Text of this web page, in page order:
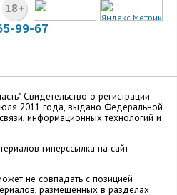
18+
99-67
Cвидетельство о регистрации
2011 года, выдано Федеральной
информационных технологий и
гиперссылка на сайт
не совпадать с позицией
размещенных в разделах